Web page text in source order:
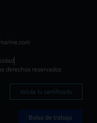
derechos reservados
Valida tu certificado
Bolsa de trabajo